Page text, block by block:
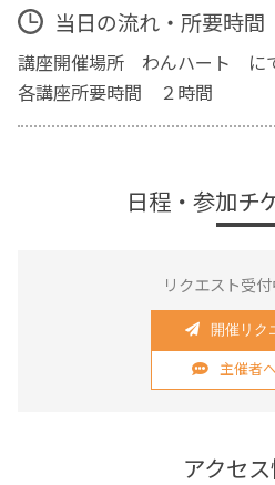
当日の流れ・所要時間
講座開催場所 わんハート に
各講座所要時間 ２時間
日程・参加チ
リクエスト受付
開催リク
主催者
アクセ